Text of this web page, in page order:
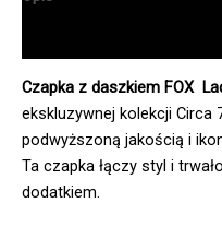
Czapka z daszkiem FOX
ekskluzywnej kolekcji Circa
podwyższoną jakością i
Ta czapka łączy styl i
dodatkiem.